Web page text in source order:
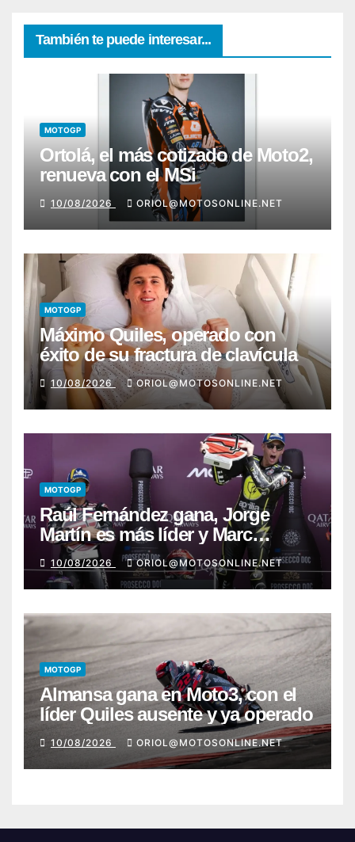
También te puede interesar...
MOTOGP
Ortolá, el más cotizado de Moto2,
renueva con el MSi
10/08/2026 ORIOL@MOTOSONLINE.NET
MOTOGP
Máximo Quiles, operado con
éxito de su fractura de clavícula
10/08/2026 ORIOL@MOTOSONLINE.NET
MOTOGP
Raúl Fernández gana, Jorge
Martín es más líder y Marc
Márquez sufre
10/08/2026 ORIOL@MOTOSONLINE.NET
MOTOGP
Almansa gana en Moto3, con el
líder Quiles ausente y ya operado
10/08/2026 ORIOL@MOTOSONLINE.NET